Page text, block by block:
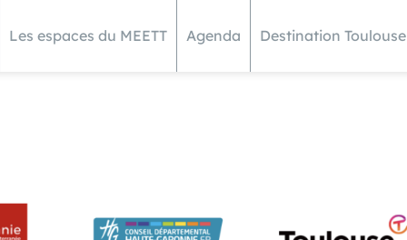
Les espaces du MEETT Agenda Destination Toulouse